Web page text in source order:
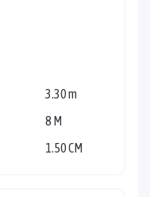
3.30 m
8 M
1.50 CM